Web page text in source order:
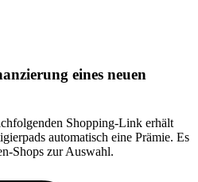
eines neuen
Shopping-Link erhält
automatisch eine Prämie. Es
Shops zur Auswahl.